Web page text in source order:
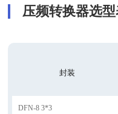
压频转换器选
封装
DFN-8 3*3